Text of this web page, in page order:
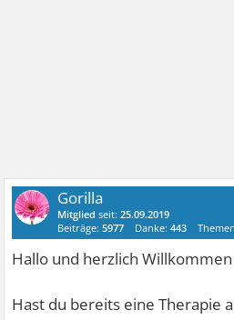
Gorilla
Mitglied seit:25.09.2019
Beiträge:5977 Danke:443
Hallo und herzlich
Hast du bereits eine Therapie